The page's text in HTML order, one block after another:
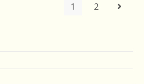
1 2